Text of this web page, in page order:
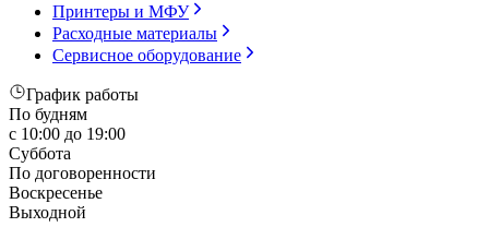
Принтеры и МФУ
Расходные материалы
Сервисное оборудование
График работы
По будням
с 10:00 до 19:00
Суббота
По договоренности
Воскресенье
Выходной